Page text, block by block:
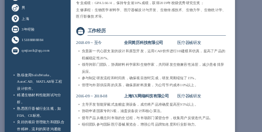
男
上海
3年经验
15188888884
qmjianli@qq.com
熟练使用SolidWorks、
AutoCAD、MATLAB等工程
设计软件。
精通生物材料性能测试与分
析。
熟悉医疗器械行业法规，如
FDA、CE标准。
良好的项目管理能力和团队合
作精神，流利的英语沟通能
专业成绩：GPA 3.66/4 ，保持专业前10%成绩，获得2019年校级优秀研究生奖；
主修课程：生物医学材料学、医疗器械设计与开发、生物传感技术、生物力学、生物统计学、
医疗影像技术等。
工作经历
2018-09~至今 全民简历科技有限公司 医疗器械研发
负责新一代心脏支架的设计和原型开发，运用CAD软件进行3D建模和仿真，提高了产品的
机械稳定性20%。
领导跨部门团队，协调材料科学家和生物学家，共同研发生物兼容性涂层，减少患者排异
反应。
参与制定研发流程和时间表，确保项目按时完成，研发周期缩短了15%。
管理与外部供应商的关系，确保原材料质量，为公司节约成本10%以上。
2016-09~2018-08 上海XX网络科技有限公司
医疗器械研发
主导开发智能穿戴式血糖监测设备，成功将产品准确度提高至95%以上。
协助申请国家专利5项，涵盖设备设计和核心算法。
督导产品从概念到市场的全过程，与市场部门紧密合作，收集用户反馈迭代产品。
组织团队参与国际医疗器械展览会，增强公司品牌知名度和行业影响力。